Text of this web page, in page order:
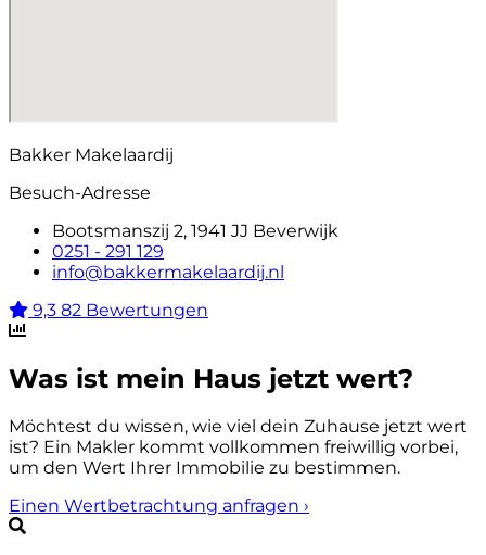
Bakker Makelaardij
Besuch-Adresse
Bootsmanszij 2, 1941 JJ Beverwijk
0251 - 291 129
info@bakkermakelaardij.nl
9,3 82 Bewertungen
Was ist mein Haus jetzt wert?
Möchtest du wissen, wie viel dein Zuhause jetzt wert
ist? Ein Makler kommt vollkommen freiwillig vorbei,
um den Wert Ihrer Immobilie zu bestimmen.
Einen Wertbetrachtung anfragen ›